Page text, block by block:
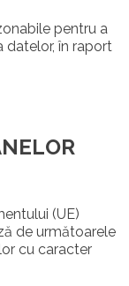
pentru a
datelor, în raport
(UE)
de următoarele
cu caracter